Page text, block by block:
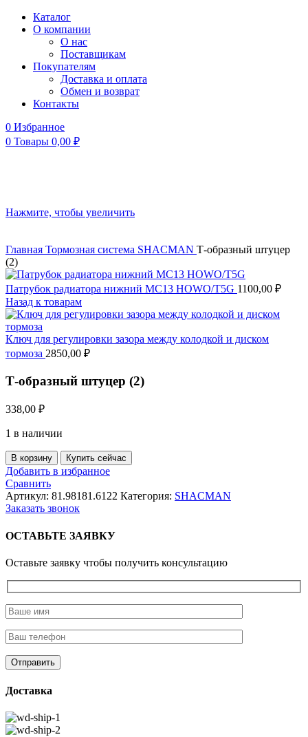
Каталог
О компании
О нас
Поставщикам
Покупателям
Доставка и оплата
Обмен и возврат
Контакты
0 Избранное
0 Товары 0,00 ₽
Нажмите, чтобы увеличить
Главная Тормозная система SHACMAN Т-образный штуцер
(2)
Патрубок радиатора нижний MC13 HOWO/T5G 1100,00 ₽
Назад к товарам
Ключ для регулировки зазора между колодкой и диском
тормоза 2850,00 ₽
Т-образный штуцер (2)
338,00 ₽
1 в наличии
Количество
товара
Т-
образный
штуцер
В корзину Купить сейчас
Добавить в избранное
Сравнить
Артикул: 81.98181.6122 Категория: SHACMAN
Заказать звонок
ОСТАВЬТЕ ЗАЯВКУ
Оставьте заявку чтобы получить консультацию
Доставка